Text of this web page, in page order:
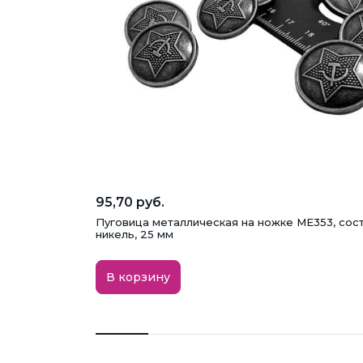
95,70 руб.
Пуговица металлическая на ножке ME353,
никель, 25 мм
В корзину